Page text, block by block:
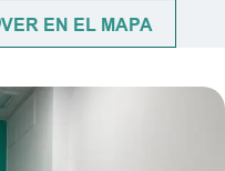
VER EN EL MAPA